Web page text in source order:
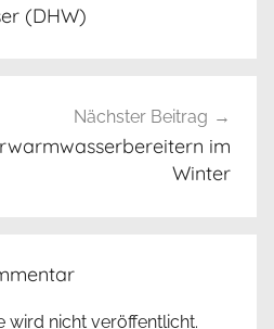
(DHW)
Nächster Beitrag
im
Winter
wird nicht veröffentlicht.